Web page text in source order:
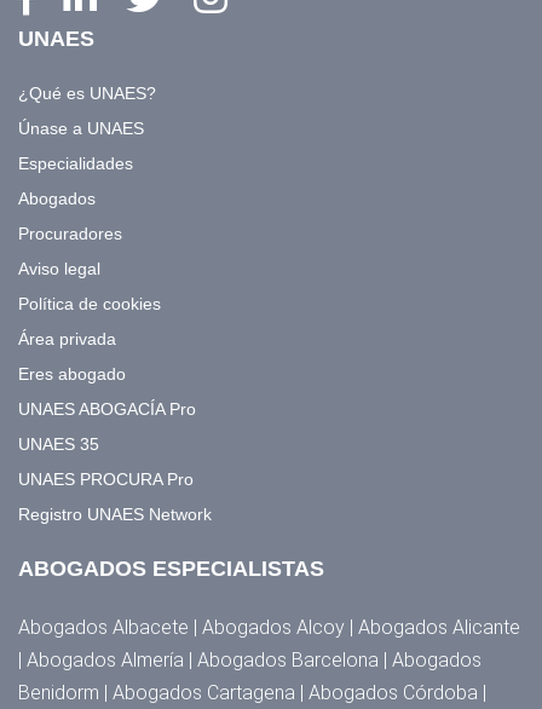
UNAES
¿Qué es UNAES?
Únase a UNAES
Especialidades
Abogados
Procuradores
Aviso legal
Política de cookies
Área privada
Eres abogado
UNAES ABOGACÍA Pro
UNAES 35
UNAES PROCURA Pro
Registro UNAES Network
ABOGADOS ESPECIALISTAS
Abogados Albacete | Abogados Alcoy | Abogados Alicante
| Abogados Almería | Abogados Barcelona | Abogados
Benidorm | Abogados Cartagena | Abogados Córdoba |